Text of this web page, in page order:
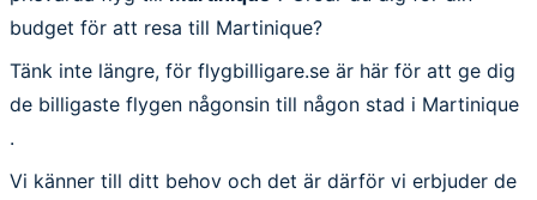
budget för att resa till Martinique?
Tänk inte längre, för flygbilligare.se är här för att ge dig
de billigaste flygen någonsin till någon stad i Martinique
.
Vi känner till ditt behov och det är därför vi erbjuder de